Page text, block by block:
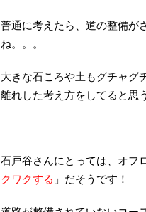
普通に考えたら、道の整備が
ね。。。
大きな石ころや土もグチャグ
離れした考え方をしてると思
石戸谷さんにとっては、オフ
クワクする 」だそうです！